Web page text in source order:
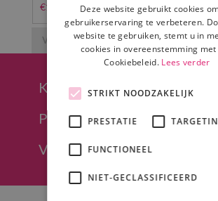
€1500,00(incl. BTW) €1400,00
Keurmerk trouwen
Professioneel DJ team
Vrijblijvend
Deze website gebruikt cookies
gebruikerservaring te verbeteren.
website te gebruiken, stemt u in
cookies in overeenstemming
Cookiebeleid. Lees verder
STRIKT NOODZAKELIJK
PRESTATIE
FUNCTIONEEL
NIET-GECLASSIFICEERD